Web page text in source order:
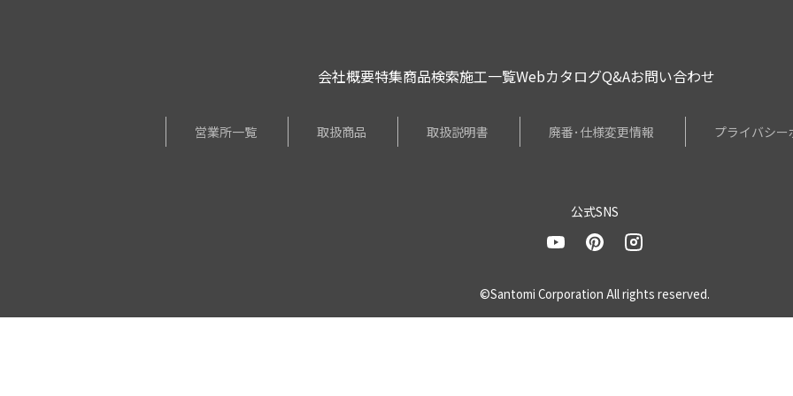
会社概要特集商品検索施工一覧WebカタログQ&Aお問い合わせ
営業所一覧 取扱商品 取扱説明書 廃番･仕様変更情報 プライバシー
公式SNS
©Santomi Corporation All rights reserved.